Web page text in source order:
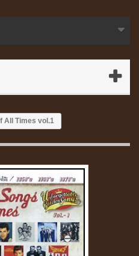
All Times vol.1